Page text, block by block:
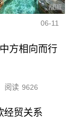
06-11
方相向而行
阅读 9626
经贸关系